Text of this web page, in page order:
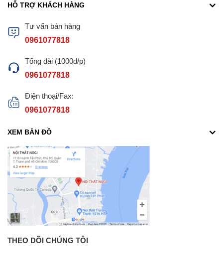
HỖ TRỢ KHÁCH HÀNG
Tư vấn bán hàng
0961077818
Tổng đài (1000đ/p)
0961077818
Điện thoại/Fax:
0961077818
XEM BẢN ĐỒ
THEO DÕI CHÚNG TÔI